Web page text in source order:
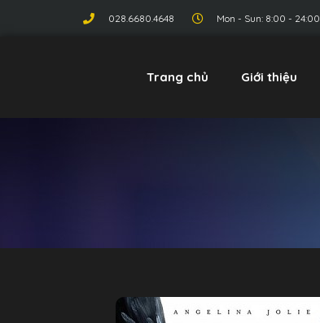
028.6680.4648 Mon - Sun: 8:00 - 24:00
Trang chủ Giới thiệu